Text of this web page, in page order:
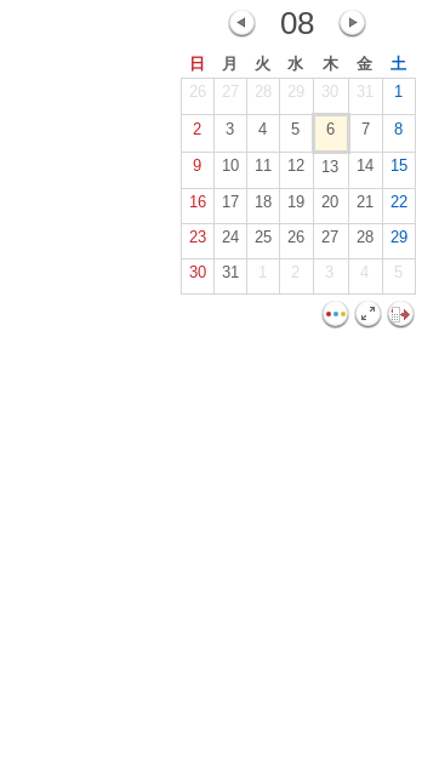
08
日 月 火 水 木 金
土
26
27 28 29 30 31 1
2 3 4 5 6 7
8
9
10 11 12 13 14
15
16
17 18 19 20 21
22
23
24 25 26 27 28
29
30
31 1 2 3 4 5